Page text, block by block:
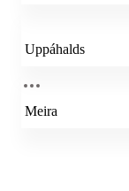
Uppáhalds
Meira